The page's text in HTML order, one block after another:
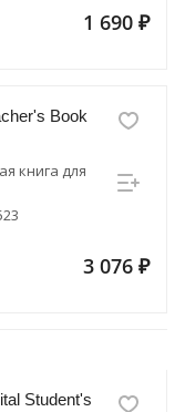
1 690 ₽
Book
книга для
3 076 ₽
Student's